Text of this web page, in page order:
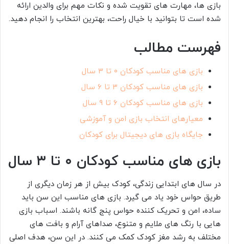
بازی ها، مهارت های تقویت شده و نکات مهم برای والدین ارائه
شده است تا بتوانید با خیال راحت، بهترین انتخاب را انجام دهید.
فهرست مطالب
بازی های مناسب کودکان ۰ تا ۳ سال
بازی های مناسب کودکان ۳ تا ۶ سال
بازی های مناسب کودکان ۶ تا ۹ سال
معیارهای انتخاب بازی امن و آموزشی
جایگاه بازی های دیجیتال برای کودکان
بازی های مناسب کودکان ۰ تا ۳ سال
در سال های ابتدایی زندگی، کودک بیش از هر زمان دیگری از
طریق حواس خود یاد می گیرد. بازی های مناسب این سن باید
ساده، امن و تحریک کننده حواس پنج گانه باشند. اسباب بازی
هایی با رنگ های ملایم و متنوع، صداهای آرام و بافت های
مختلف به رشد مغز کودک کمک می کنند. در این سن، هدف اصلی